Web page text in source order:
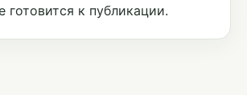
к публикации.